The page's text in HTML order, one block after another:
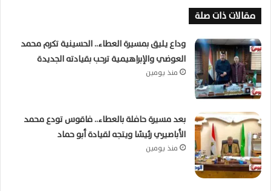
مقالات ذات صلة
وداع يليق بمسيرة العطاء.. الحسينية تكرم محمد
العوضي والإبراهيمية ترحب بقيادته الجديدة
منذ يومين
بعد مسيرة حافلة بالعطاء.. فاقوس تودع محمد
الأباصيري رئيسًا ويتجه لقيادة أبو حماد
منذ يومين